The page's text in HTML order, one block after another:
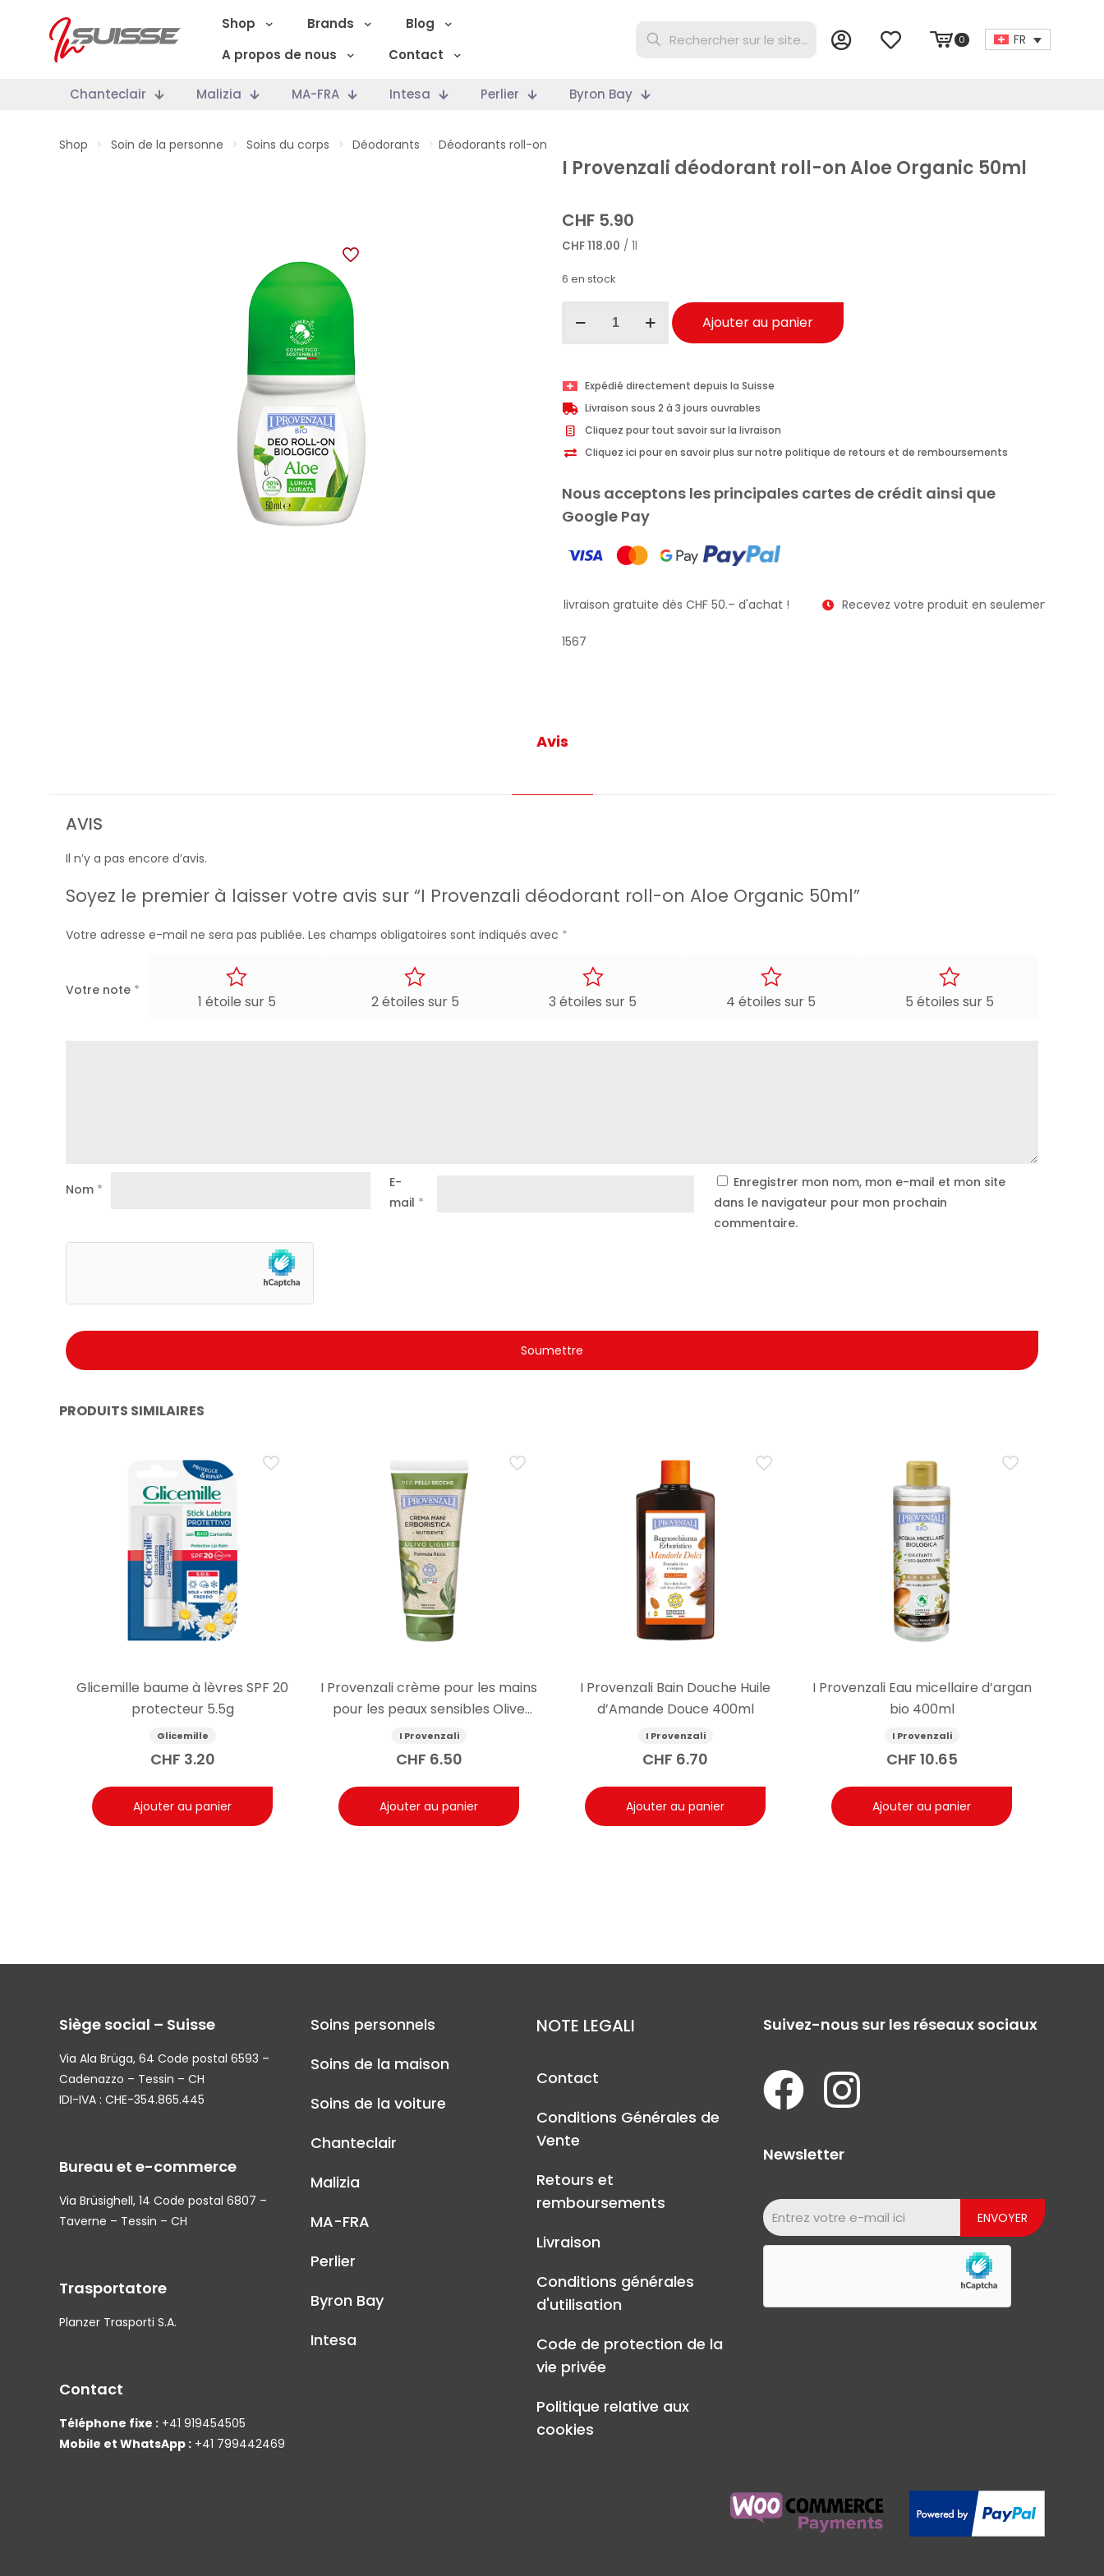
Shop Brands
Blog
A propos de nous
Contact
0 FR
Chanteclair Malizia MA-FRA Intesa Perlier Byron Bay
Shop > Soin de la personne > Soins du corps > Déodorants > Déodorants roll-on
I Provenzali déodorant roll-on Aloe Organic 50ml
CHF 5.90
CHF118.00 / 1l
6 en stock
déodorant
roll-
on
Aloe
50ml
Ajouter au panier
Expédié directement depuis la Suisse
Livraison sous 2 à 3 jours ouvrables
Cliquez pour tout savoir sur la livraison
Cliquez ici pour en savoir plus sur notre politique de retours et de remboursements
Nous acceptons les principales cartes de crédit ainsi que
Google Pay
Profitez de la livraison gratuite dès CHF 50.– d'achat ! Recevez votre produit en seulement 2 à 3
1567
Avis
AVIS
Il n’y a pas encore d’avis.
Soyez le premier à laisser votre avis sur “I Provenzali déodorant roll-on Aloe Organic 50ml”
Votre adresse e-mail ne sera pas publiée. Les champs obligatoires sont indiqués avec *
Votre note *
1 étoile sur 5 2 étoiles sur 5 3 étoiles sur 5 4 étoiles sur 5 5 étoiles sur 5
Nom *
E-
mail *
Enregistrer mon nom, mon e-mail et mon site
dans le navigateur pour mon prochain
commentaire.
PRODUITS SIMILAIRES
Glicemille baume à lèvres SPF 20
protecteur 5.5g
Glicemille
CHF 3.20
Ajouter au panier
I Provenzali crème pour les mains
pour les peaux sensibles Olive
75ml
I Provenzali
CHF 6.50
Ajouter au panier
I Provenzali Bain Douche Huile
d’Amande Douce 400ml
I Provenzali
CHF 6.70
Ajouter au panier
I Provenzali Eau micellaire d’argan
bio 400ml
I Provenzali
CHF 10.65
Ajouter au panier
Siège social – Suisse
Via Ala Brüga, 64 Code postal 6593 –
Cadenazzo – Tessin – CH
IDI-IVA : CHE-354.865.445
Bureau et e-commerce
Via Brüsighell, 14 Code postal 6807 –
Taverne – Tessin – CH
Trasportatore
Planzer Trasporti S.A.
Contact
Téléphone fixe : +41 919454505
Mobile et WhatsApp : +41 799442469
Soins personnels
Soins de la maison
Soins de la voiture
Chanteclair
Malizia
MA-FRA
Perlier
Byron Bay
Intesa
NOTE LEGALI
Contact
Conditions Générales de
Vente
Retours et
remboursements
Livraison
Conditions générales
d'utilisation
Code de protection de la
vie privée
Politique relative aux
cookies
Suivez-nous sur les réseaux sociaux
Newsletter